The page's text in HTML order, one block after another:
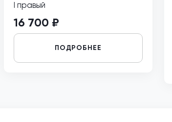
I правый
16 700 ₽
ПОДРОБНЕЕ